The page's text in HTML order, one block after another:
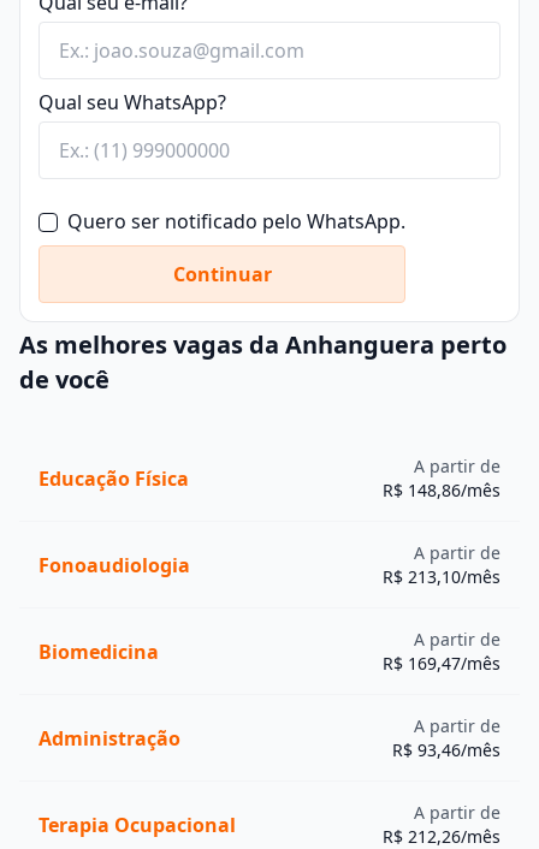
Qual seu WhatsApp?
Quero ser notificado pelo WhatsApp.
Continuar
As melhores vagas da Anhanguera perto
de você
Educação Física
A partir de
R$ 148,86/mês
Fonoaudiologia
A partir de
R$ 213,10/mês
Biomedicina
A partir de
R$ 169,47/mês
Administração
A partir de
R$ 93,46/mês
Terapia Ocupacional
A partir de
R$ 212,26/mês